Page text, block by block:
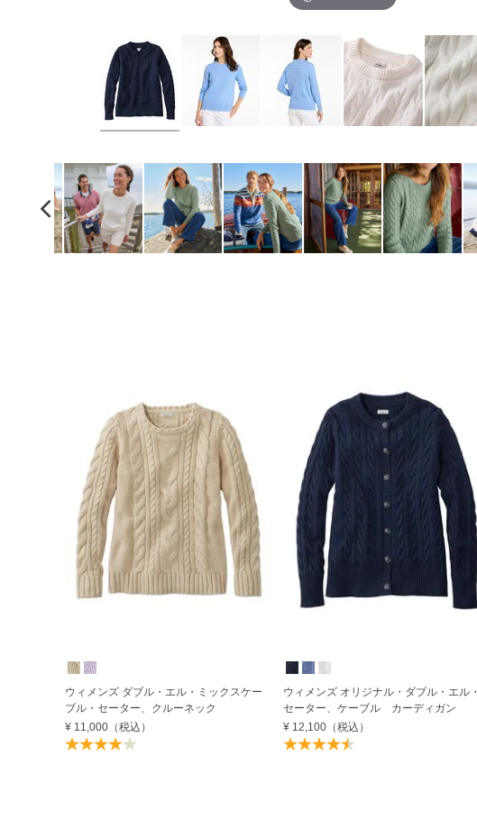
ウィメンズ ダブル・エル・ミックスケー
ブル・セーター、クルーネック
¥ 11,000 （税込）
ウィメンズ オリジナル・ダブル・エル・
セーター、ケーブル カーディガン
¥ 12,100 （税込）